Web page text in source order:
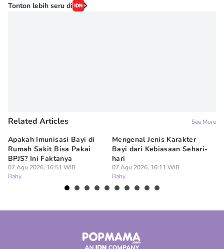
Tonton lebih seru di
Related Articles See More
Apakah Imunisasi Bayi di
Rumah Sakit Bisa Pakai
BPJS? Ini Faktanya
07 Agu 2026, 16:51 WIB
Baby
Mengenal Jenis Karakter
Bayi dari Kebiasaan Sehari-
hari
07 Agu 2026, 16:11 WIB
Baby